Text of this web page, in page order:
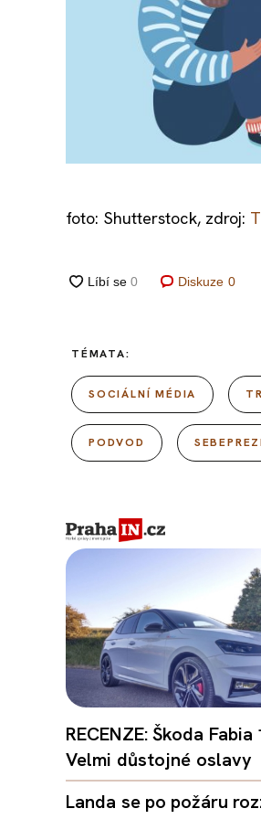
foto: Shutterstock, zdroj:
Diskuze 0
TÉMATA:
SOCIÁLNÍ MÉDIA
PODVOD
RECENZE: Škoda Fabia
Velmi důstojné oslavy
Landa se po požáru